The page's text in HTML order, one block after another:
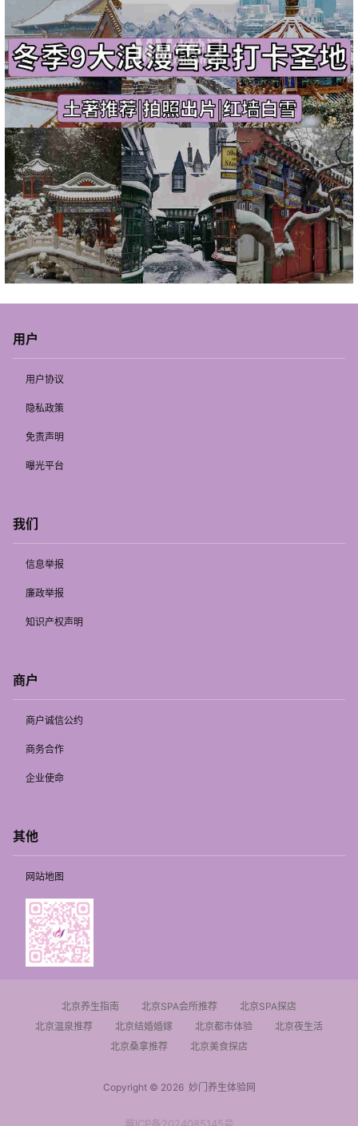
用户
用户协议
隐私政策
免责声明
曝光平台
我们
信息举报
廉政举报
知识产权声明
商户
商户诚信公约
商务合作
企业使命
其他
网站地图
北京养生指南 北京SPA会所推荐
北京SPA探店
北京温泉推荐
北京结婚婚嫁 北京都市体验
北京夜生活
北京桑拿推荐
北京美食探店
Copyright © 2026妙门养生体验网